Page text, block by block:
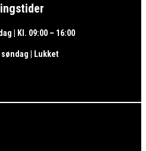
| Kl. 09:00 – 16:00
søndag | Lukket